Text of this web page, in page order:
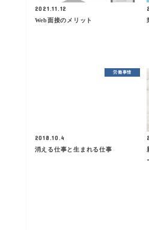
2021.11.12
Web面接のメリット
労働事情
2018.10.4
消える仕事と生まれる仕事